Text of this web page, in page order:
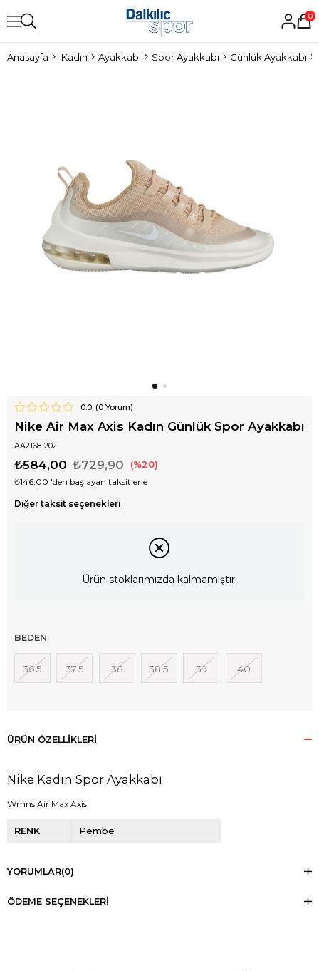
0
Anasayfa Kadın Ayakkabı Spor Ayakkabı Günlük Ayakkabı
0.0 (0Yorum)
Nike Air Max Axis Kadın Günlük Spor Ayakkabı
AA2168-202
₺729,90
₺584,00 20
₺146,00 'den başlayan taksitlerle
Diğer taksit seçenekleri
Ürün stoklarımızda kalmamıştır.
BEDEN
36.5 37.5 38 38.5 39 40
ÜRÜN ÖZELLIKLERI
Nike Kadın Spor Ayakkabı
Wmns Air Max Axis
RENK Pembe
YORUMLAR(0)
ÖDEME SEÇENEKLERI